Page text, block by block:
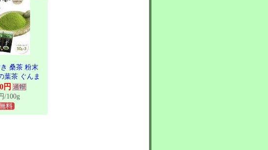
桑茶 粉末
葉茶 ぐんま
タイプ) 3袋
馬県優良県
ん
円
/100g
料